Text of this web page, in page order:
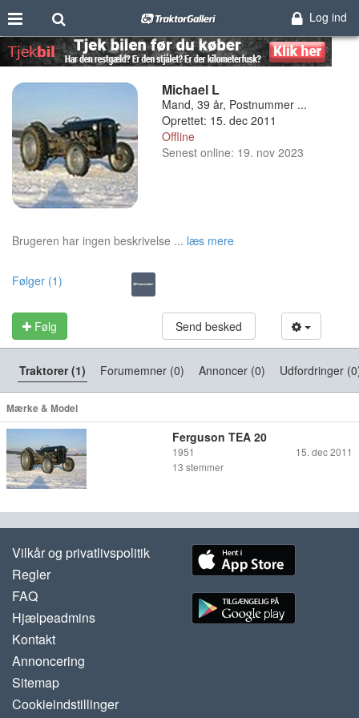
Log ind
Michael L
Mand, 39 år, Postnummer ...
Oprettet: 15. dec 2011
Offline
Senest online: 19. nov 2023
Brugeren har ingen beskrivelse ... læs mere
Følger (1)
Følg Send besked
Traktorer (1) Forumemner (0) Annoncer (0) Udfordringer
Mærke & Model
Ferguson TEA 20
1951
15. dec 2011
13 stemmer
Vilkår og privatlivspolitik
Regler
FAQ
Hjælpeadmins
Kontakt
Annoncering
Sitemap
Cookieindstillinger